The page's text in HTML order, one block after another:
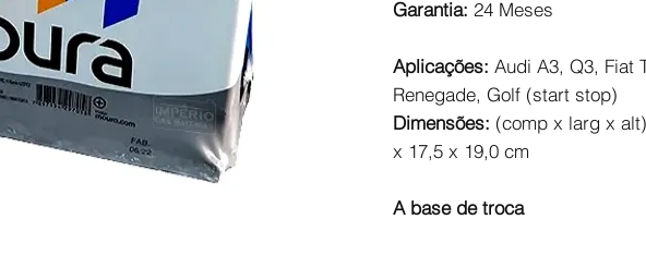
na entrega ou após a instalação de sua bateria.
Palhoça, São José e Florianópolis continental.
Entrega Grátis ematé 15km de distância.
Bateria a base de troca
Segundo a lei nº12.305/10, também é
chumbo e ácido, realizar o descarte em local
para fins de reciclagem.
Garantia: 24 Meses
Aplicações: Audi A3, Q3, Fiat
Renegade, Golf (start stop)
Dimensões: (comp x larg x
x 17,5 x 19,0 cm
A base de troca